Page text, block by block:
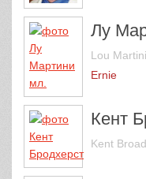
Лу
Lou
Ernie
Кент
Kent